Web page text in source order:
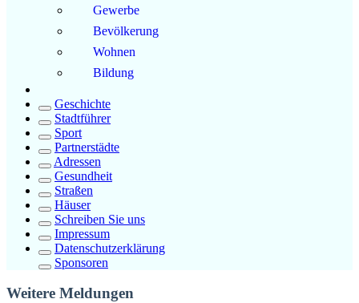
Gewerbe
Bevölkerung
Wohnen
Bildung
Geschichte
Stadtführer
Sport
Partnerstädte
Adressen
Gesundheit
Straßen
Häuser
Schreiben Sie uns
Impressum
Datenschutzerklärung
Sponsoren
Weitere Meldungen